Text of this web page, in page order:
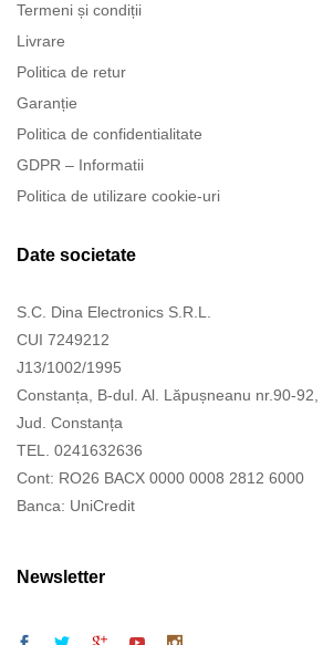
Termeni și condiții
Livrare
Politica de retur
Garanție
Politica de confidentialitate
GDPR – Informatii
Politica de utilizare cookie-uri
Date societate
S.C. Dina Electronics S.R.L.
CUI 7249212
J13/1002/1995
Constanța, B-dul. Al. Lăpușneanu nr.90-92,
Jud. Constanța
TEL. 0241632636
Cont: RO26 BACX 0000 0008 2812 6000
Banca: UniCredit
Newsletter